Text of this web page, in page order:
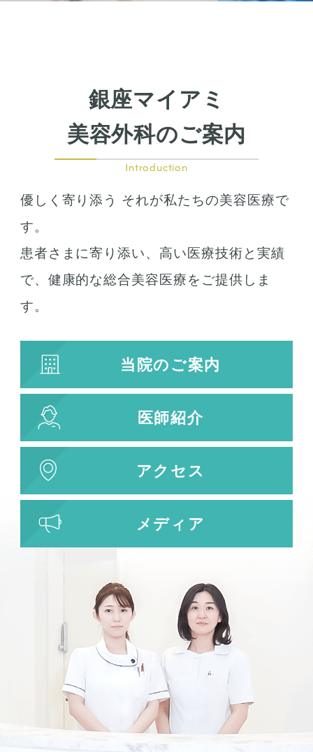
銀座マイアミ
美容外科のご案内
Introduction
優しく寄り添う それが私たちの美容医療で
す。
患者さまに寄り添い、高い医療技術と実績
で、健康的な総合美容医療をご提供しま
す。
当院のご案内
医師紹介
アクセス
メディア